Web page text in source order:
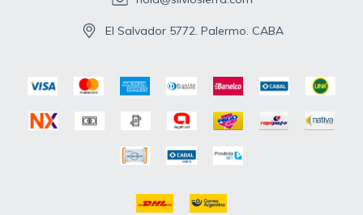
El Salvador 5772. Palermo. CABA